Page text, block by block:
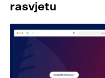
rasvjetu